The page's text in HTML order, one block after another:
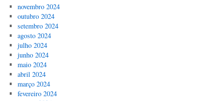
novembro 2024
outubro 2024
setembro 2024
agosto 2024
julho 2024
junho 2024
maio 2024
abril 2024
março 2024
fevereiro 2024